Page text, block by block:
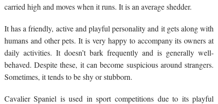
carried high and moves when it runs. It is an average shedder.
It has a friendly, active and playful personality and it gets along with
humans and other pets. It is very happy to accompany its owners at
daily activities. It doesn’t bark frequently and is generally well-
behaved. Despite these, it can become suspicious around strangers.
Sometimes, it tends to be shy or stubborn.
Cavalier Spaniel is used in sport competitions due to its playful